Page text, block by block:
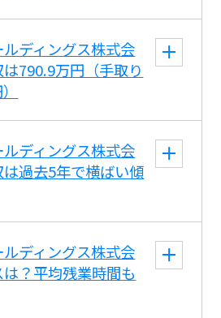
ディングス株式会
790.9万円（手取り
ディングス株式会
過去5年で横ばい傾
ディングス株式会
？平均残業時間も